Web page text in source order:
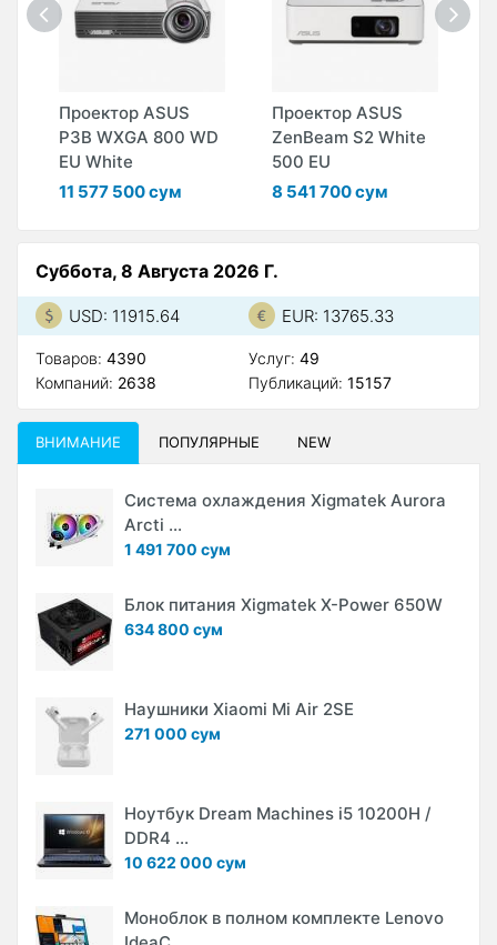
Проектор ASUS
P3B WXGA 800 WD
EU White
11 577 500 сум
Проектор ASUS
ZenBeam S2 White
500 EU
8 541 700 сум
Суббота, 8 Августа 2026 Г.
USD: 11915.64 EUR: 13765.33
Товаров: 4390
Компаний: 2638
Услуг: 49
Публикаций: 15157
ВНИМАНИЕ ПОПУЛЯРНЫЕ NEW
Система охлаждения Xigmatek Aurora
Arcti ...
1 491 700 сум
Блок питания Xigmatek X-Power 650W
634 800 сум
Наушники Xiaomi Mi Air 2SE
271 000 сум
Ноутбук Dream Machines i5 10200H /
DDR4 ...
10 622 000 сум
Моноблок в полном комплекте Lenovo